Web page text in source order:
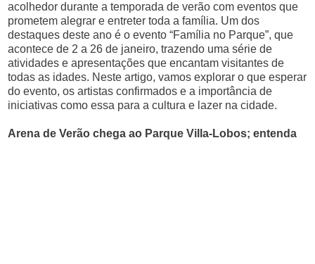
acolhedor durante a temporada de verão com eventos que
prometem alegrar e entreter toda a família. Um dos
destaques deste ano é o evento “Família no Parque”, que
acontece de 2 a 26 de janeiro, trazendo uma série de
atividades e apresentações que encantam visitantes de
todas as idades. Neste artigo, vamos explorar o que esperar
do evento, os artistas confirmados e a importância de
iniciativas como essa para a cultura e lazer na cidade.
Arena de Verão chega ao Parque Villa-Lobos; entenda